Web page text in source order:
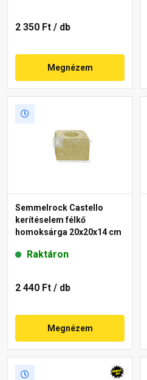
2 350 Ft / db
Megnézem
Semmelrock Castello
kerítéselem félkő
homoksárga 20x20x14 cm
Raktáron
2 440 Ft / db
Megnézem